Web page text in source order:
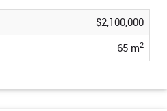
$2,100,000
65 m2